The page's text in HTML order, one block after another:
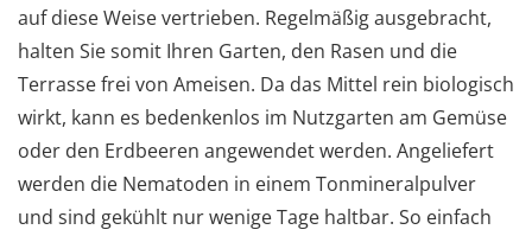
auf diese Weise vertrieben. Regelmäßig ausgebracht,
halten Sie somit Ihren Garten, den Rasen und die
Terrasse frei von Ameisen. Da das Mittel rein biologisch
wirkt, kann es bedenkenlos im Nutzgarten am Gemüse
oder den Erdbeeren angewendet werden. Angeliefert
werden die Nematoden in einem Tonmineralpulver
und sind gekühlt nur wenige Tage haltbar. So einfach